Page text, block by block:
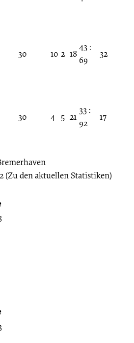
30
10 2 18
43 :
69
32
30
4 5 21
33 :
92
17
(Zu den aktuellen Statistiken)